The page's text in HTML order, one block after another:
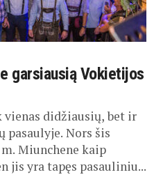
garsiausią Vokietijos
vienas didžiausių, bet ir
Nors šis
Miunchene kaip
jis yra tapęs pasauliniu...